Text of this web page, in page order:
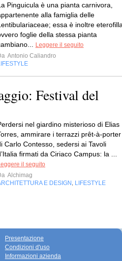
Pinguicula è una pianta carnivora,
alla famiglia delle
essa è inoltre
foglie della stessa pianta
Leggere il seguito
Antonio Caliandro
Festival del
nel giardino misterioso di Elias
ammirare i terrazzi prêt-à-porter
Carlo Contesso, sedersi ai Tavoli
firmati da Ciriaco Campus: la ...
il seguito
Alchimag
E DESIGN
LIFESTYLE
Presentazione
Condizioni d'uso
Informazioni azienda